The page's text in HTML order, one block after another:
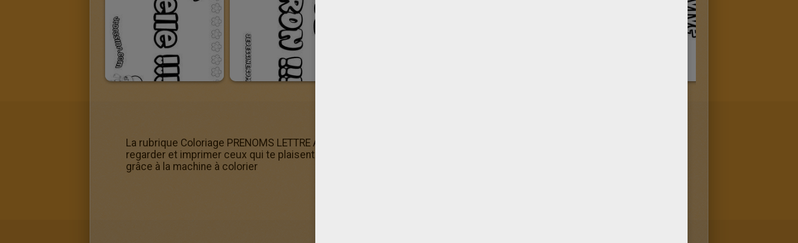
La rubrique Coloriage PRENOMS LETTRE A contient d'autres coloriages comme le coloriage Axel. Alors n'hésite pas à
regarder et imprimer ceux qui te plaisent le plus. N'oublie pas que tu peux aussi colorier le coloriage Axel en ligne
grâce à la machine à colorier